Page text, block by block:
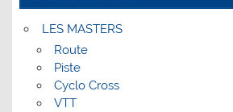
LES MASTERS
Route
Piste
Cyclo Cross
VTT